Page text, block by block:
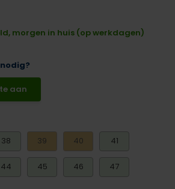
morgen in huis (op werkdagen)
aan
38 39 40 41
44 45 46 47